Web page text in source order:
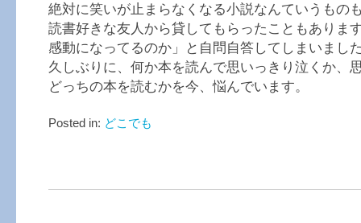
絶対に笑いが止まらなくなる小説なんていうもの
読書好きな友人から貸してもらったこともありま
感動になってるのか」と自問自答してしまいまし
久しぶりに、何か本を読んで思いっきり泣くか、
どっちの本を読むかを今、悩んでいます。
Posted in: どこでも